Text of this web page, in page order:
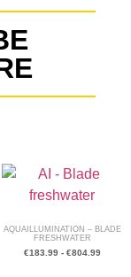
AQUAILLUMINATION – BLADE
FRESHWATER
€183.99 - €804.99